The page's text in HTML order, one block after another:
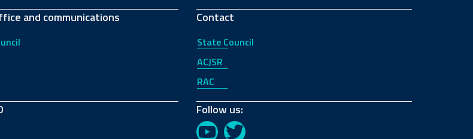
and communications Contact
State Council
ACJSR
RAC
Follow us: